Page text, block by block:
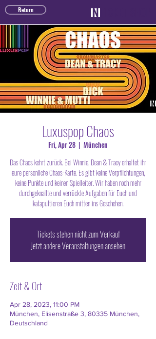
Return
Luxuspop Chaos
Fri, Apr 28
  |
München
Das Chaos kehrt zurück. Bei Winnie, Dean & Tracy erhaltet ihr
eure persönliche Chaos-Karte. Es gibt keine Verpflichtungen,
keine Punkte und keinen Spielleiter. Wir haben noch mehr
durchgeknallte und verrückte Aufgaben für Euch und
katapultieren Euch mitten ins Geschehen.
Tickets stehen nicht zum Verkauf
Jetzt andere Veranstaltungen ansehen
Zeit & Ort
Apr 28, 2023, 11:00 PM
München, Elisenstraße 3, 80335 München,
Deutschland